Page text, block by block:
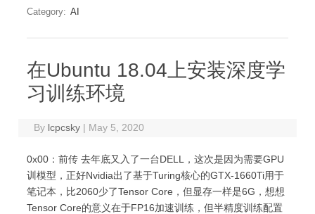
Category: AI
在Ubuntu 18.04上安装深度学
习训练环境
By lcpcsky | May 5, 2020
0x00：前传 去年底又入了一台DELL，这次是因为需要GPU
训模型，正好Nvidia出了基于Turing核心的GTX-1660Ti用于
笔记本，比2060少了Tensor Core，但显存一样是6G，想想
Tensor Core的意义在于FP16加速训练，但半精度训练配置